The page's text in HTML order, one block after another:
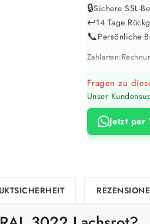
🔒Sichere SSL-
↩️14 Tage
📞Persönliche
Zahlarten:
Fragen zu
Unser
Jetzt per